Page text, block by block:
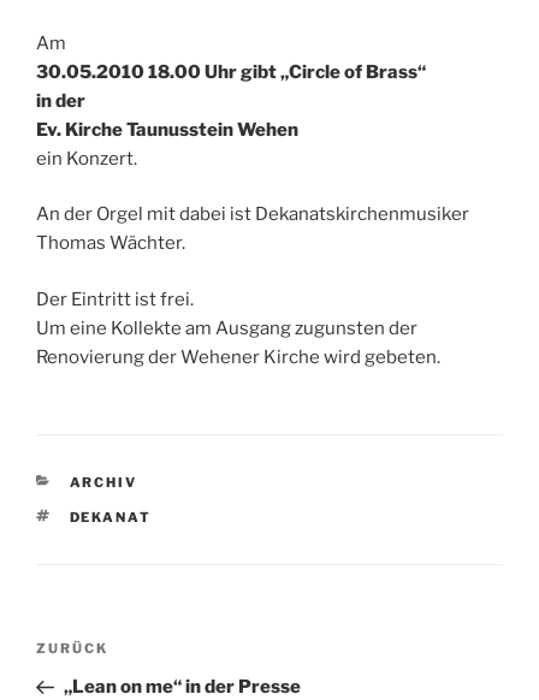
Am
30.05.2010 18.00 Uhr gibt „Circle of Brass“
in der
Ev. Kirche Taunusstein Wehen
ein Konzert.
An der Orgel mit dabei ist Dekanatskirchenmusiker
Thomas Wächter.
Der Eintritt ist frei.
Um eine Kollekte am Ausgang zugunsten der
Renovierung der Wehener Kirche wird gebeten.
KATEGORIEN
ARCHIV
SCHLAGWÖRTER
DEKANAT
Beitragsnavigation
Vorheriger
Beitrag
ZURÜCK
„Lean on me“ in der Presse